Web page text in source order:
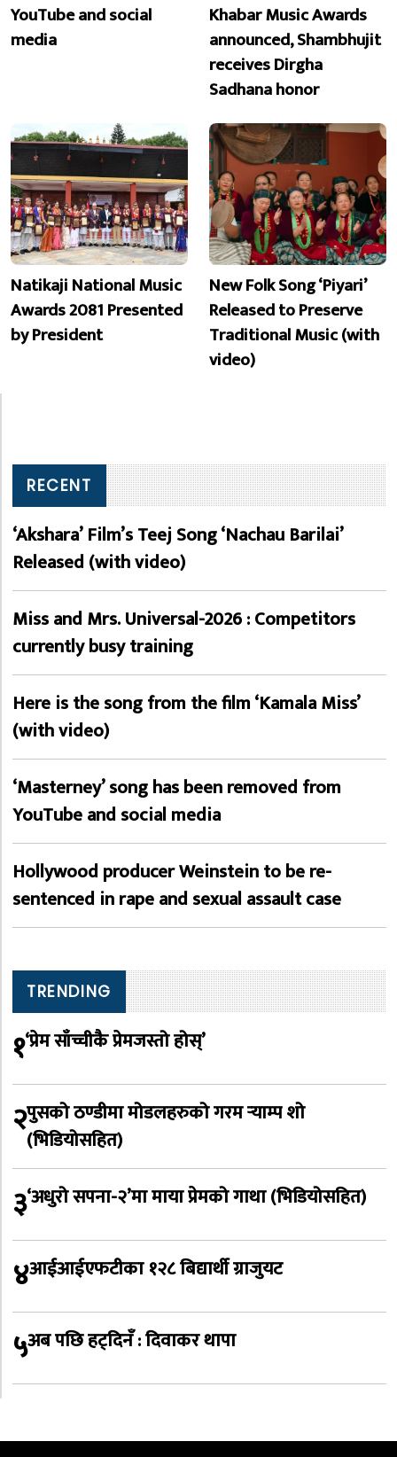
YouTube and social
media
Khabar Music Awards
announced, Shambhujit
receives Dirgha
Sadhana honor
Natikaji National Music
Awards 2081 Presented
by President
New Folk Song ‘Piyari’
Released to Preserve
Traditional Music (with
video)
RECENT
‘Akshara’ Film’s Teej Song ‘Nachau Barilai’
Released (with video)
Miss and Mrs. Universal-2026 : Competitors
currently busy training
Here is the song from the film ‘Kamala Miss’
(with video)
‘Masterney’ song has been removed from
YouTube and social media
Hollywood producer Weinstein to be re-
sentenced in rape and sexual assault case
TRENDING
१‘प्रेम साँच्चीकै प्रेमजस्तो होस्’
२पुसको ठण्डीमा मोडलहरुको गरम र्‍याम्प शो
(भिडियोसहित)
३‘अधुरो सपना-२’मा माया प्रेमको गाथा (भिडियोसहित)
४आईआईएफटीका १२८ बिद्यार्थी ग्राजुयट
५अब पछि हट्दिनँ : दिवाकर थापा